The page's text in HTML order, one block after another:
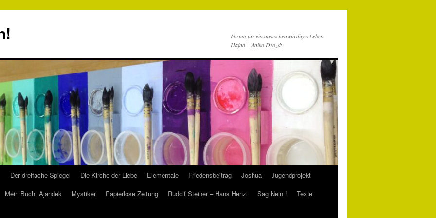
Forum für ein menschenwürdiges Leben
Hajna – Aniko Drozdy
Der dreifache Spiegel Die Kirche der Liebe Elementale Friedensbeitrag Joshua
Jugendprojekt
Mein Buch: Ajandek Mystiker Papierlose Zeitung Rudolf Steiner – Hans Henzi Sag Nein !
Texte